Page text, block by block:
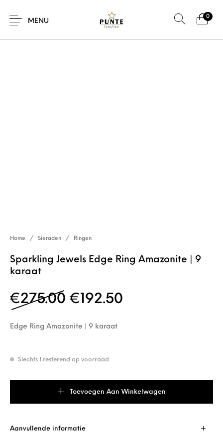
MENU
0
SALE!
Home / Sieraden / Ringen
Sparkling Jewels Edge Ring Amazonite | 9
karaat
€275.00 Oorspronkelijke prijs
€ 192.50
Edge Ring Amazonite | 9 karaat
Slechts 1 resterend op voorraad
Toevoegen Aan Winkelwagen
Aanvullende informatie